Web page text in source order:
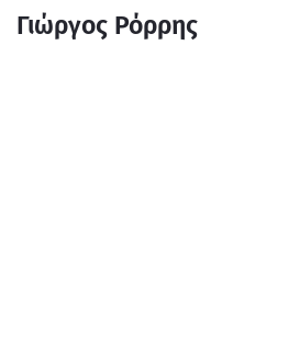
Γιώργος Ρόρρης